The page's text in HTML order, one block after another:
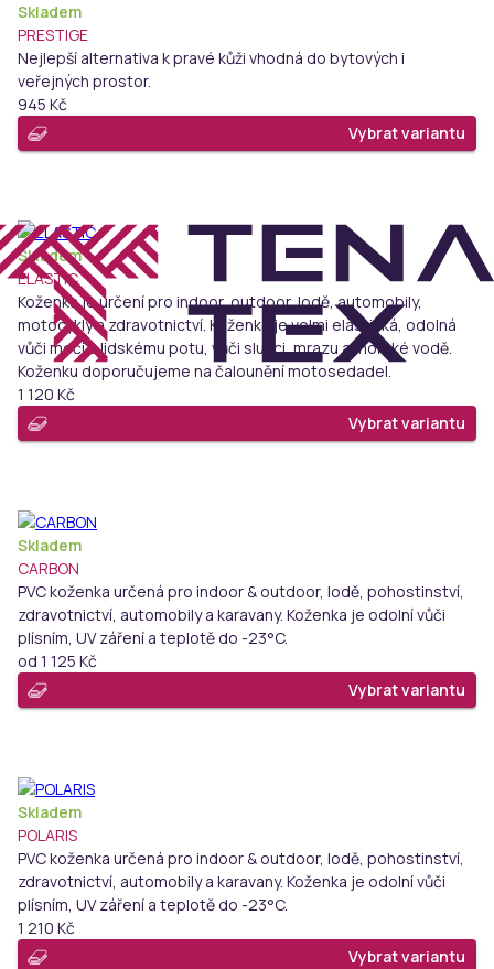
Skladem
PRESTIGE
Nejlepší alternativa k pravé kůži vhodná do bytových i
veřejných prostor.
945 Kč
Vybrat variantu
Skladem
ELASTIC
Koženka je určení pro indoor, outdoor, lodě, automobily,
motocykly a zdravotnictví. Koženka je velmi elastická, odolná
vůči moči a lidskému potu, vůči slunci, mrazu a mořské vodě.
Koženku doporučujeme na čalounění motosedadel.
1 120 Kč
Vybrat variantu
Skladem
CARBON
PVC koženka určená pro indoor & outdoor, lodě, pohostinství,
zdravotnictví, automobily a karavany. Koženka je odolní vůči
plísním, UV záření a teplotě do -23°C.
od 1 125 Kč
Vybrat variantu
Skladem
POLARIS
PVC koženka určená pro indoor & outdoor, lodě, pohostinství,
zdravotnictví, automobily a karavany. Koženka je odolní vůči
plísním, UV záření a teplotě do -23°C.
1 210 Kč
Vybrat variantu